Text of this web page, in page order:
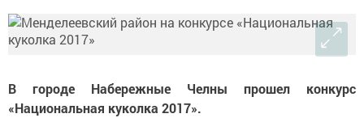
В городе Набережные Челны прошел конкурс
«Национальная куколка 2017».